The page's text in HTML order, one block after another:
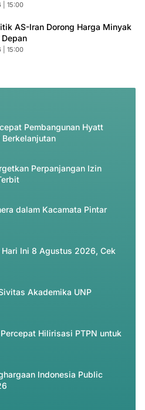
| 15:00
AS-Iran Dorong Harga Minyak
| 15:00
Pembangunan Hyatt
Perpanjangan Izin
dalam Kacamata Pintar
Hari Ini 8 Agustus 2026, Cek
Akademika UNP
Hilirisasi PTPN untuk
Indonesia Public